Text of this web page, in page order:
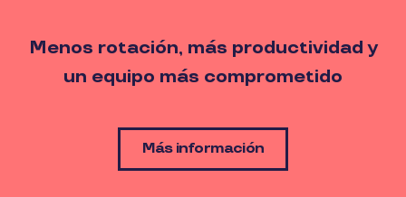
Menos rotación, más productividad y
un equipo más comprometido
Más información